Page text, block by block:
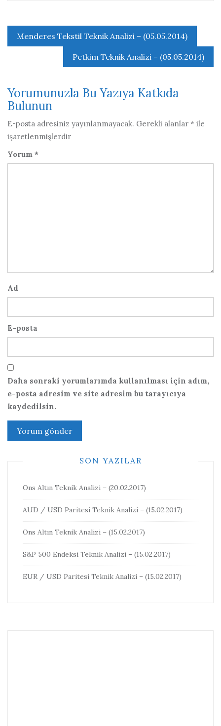
Yazı
gezinmesi
Menderes Tekstil Teknik Analizi – (05.05.2014)
Petkim Teknik Analizi – (05.05.2014)
Yorumunuzla Bu Yazıya Katkıda
Bulunun
E-posta adresiniz yayınlanmayacak. Gerekli alanlar * ile
işaretlenmişlerdir
Yorum *
Ad
E-posta
Daha sonraki yorumlarımda kullanılması için adım,
e-posta adresim ve site adresim bu tarayıcıya
kaydedilsin.
SON YAZILAR
Ons Altın Teknik Analizi – (20.02.2017)
AUD / USD Paritesi Teknik Analizi – (15.02.2017)
Ons Altın Teknik Analizi – (15.02.2017)
S&P 500 Endeksi Teknik Analizi – (15.02.2017)
EUR / USD Paritesi Teknik Analizi – (15.02.2017)